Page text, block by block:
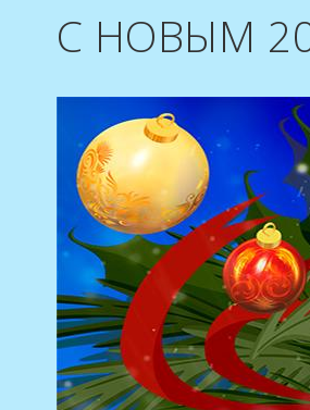
С НОВЫМ